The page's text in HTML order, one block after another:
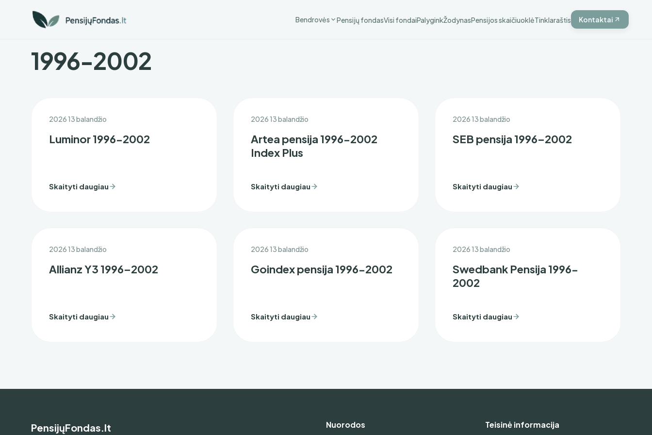
Bendrovės Pensijų fondasVisi fondaiPalyginkŽodynasPensijos skaičiuoklėTinklaraštis Kontaktai
1996-2002
2026 13 balandžio
Luminor 1996-2002
Skaityti daugiau
2026 13 balandžio
Artea pensija 1996-2002
Index Plus
Skaityti daugiau
2026 13 balandžio
SEB pensija 1996–2002
Skaityti daugiau
2026 13 balandžio
Allianz Y3 1996–2002
Skaityti daugiau
2026 13 balandžio
Goindex pensija 1996-2002
Skaityti daugiau
2026 13 balandžio
Swedbank Pensija 1996-
2002
Skaityti daugiau
PensijųFondas.lt Nuorodos Teisinė informacija